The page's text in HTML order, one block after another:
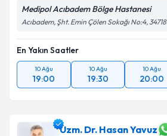
Medipol Acıbadem Bölge Hastanesi
Acıbadem, Şht. Emin Çölen Sokağı No:4, 34718
En Yakın Saatler
10 Ağu
19:00
10 Ağu
19:30
10 Ağu
20:00
Uzm. Dr. Hasan Yavuz